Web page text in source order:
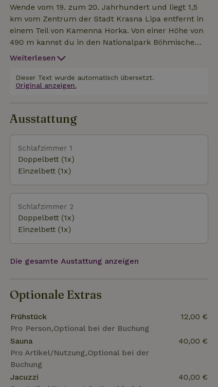
Wende vom 19. zum 20. Jahrhundert und liegt 1,5
km vom Zentrum der Stadt Krasna Lipa entfernt in
einem Teil von Kamenna Horka. Von einer Höhe von
490 m kannst du in den Nationalpark Böhmische
Schweiz schauen und das Lausitzer Gebirge
Entspannung im Gras, in Hängematten zwischen
den Bäumen oder ein Erfrischungsbad im
natürlichen Badesee. Privater Wellnessbereich
(Sauna, Whirplool und Hottube im Sommer begrenzt)
Weiterlesen
Dieser Text wurde automatisch übersetzt.
Original anzeigen.
Ausstattung
Schlafzimmer 1
Doppelbett (1x)
Einzelbett (1x)
Schlafzimmer 2
Doppelbett (1x)
Einzelbett (1x)
Die gesamte Austattung anzeigen
Optionale Extras
Frühstück
Pro Person,Optional bei der Buchung
12,00 €
Sauna
Pro Artikel/Nutzung,Optional bei der
Buchung
40,00 €
Jacuzzi
40,00 €